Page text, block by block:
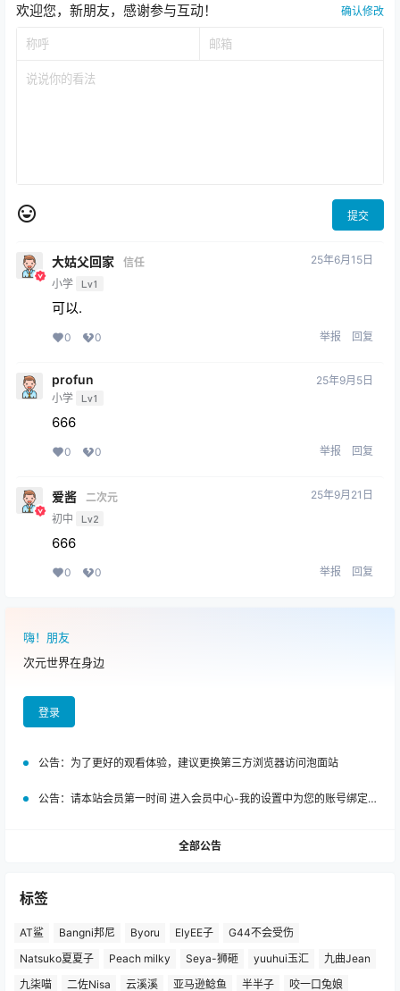
欢迎您，新朋友，感谢参与互动！ 确认修改
提交
大姑父回家
信任
小学 Lv1
25年6月15日
可以.
0 0 举报 回复
profun
小学 Lv1
25年9月5日
666
0 0 举报 回复
爱酱
二次元
初中
Lv2
25年9月21日
666
0 0 举报 回复
嗨！朋友
次元世界在身边
登录
公告： 为了更好的观看体验，建议更换第三方浏览器访问泡面站
公告： 请本站会员第一时间 进入会员中心-我的设置中为您的账号绑定邮箱!
全部公告
标签
AT鲨 Bangni邦尼 Byoru ElyEE子
G44不会受伤
Natsuko夏夏子
Peach milky Seya-狮砸 yuuhui玉汇
九曲Jean
九柒喵
二佐Nisa 云溪溪 亚马逊鲶鱼 半半子 咬一口兔娘